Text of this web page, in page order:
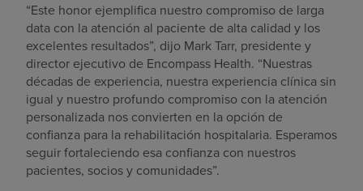
“Este honor ejemplifica nuestro compromiso de larga
data con la atención al paciente de alta calidad y los
excelentes resultados”, dijo Mark Tarr, presidente y
director ejecutivo de Encompass Health. “Nuestras
décadas de experiencia, nuestra experiencia clínica sin
igual y nuestro profundo compromiso con la atención
personalizada nos convierten en la opción de
confianza para la rehabilitación hospitalaria. Esperamos
seguir fortaleciendo esa confianza con nuestros
pacientes, socios y comunidades”.